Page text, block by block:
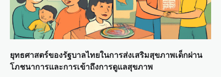
ยุทธศาสตร์ของรัฐบาลไทยในการส่งเสริมสุขภาพเด็กผ่าน
โภชนาการและการเข้าถึงการดูแลสุขภาพ